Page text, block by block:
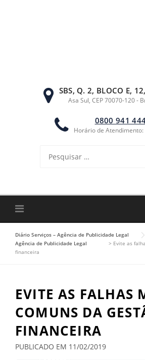
SBS, Q. 2, BLOCO E,
Asa Sul, CEP 70070-120 -
0800 941
Horário de Atendimento:
por:
Diário Serviços – Agência de Publicidade Legal
Agência de Publicidade Legal
> Evite as
financeira
EVITE AS FALHAS
COMUNS DA
FINANCEIRA
PUBLICADO EM 11/02/2019